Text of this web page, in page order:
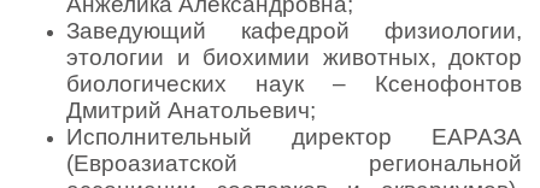
Заведующий кафедрой физиологии,
этологии и биохимии животных, доктор
биологических наук – Ксенофонтов
Дмитрий Анатольевич;
Исполнительный директор ЕАРАЗА
(Евроазиатской региональной